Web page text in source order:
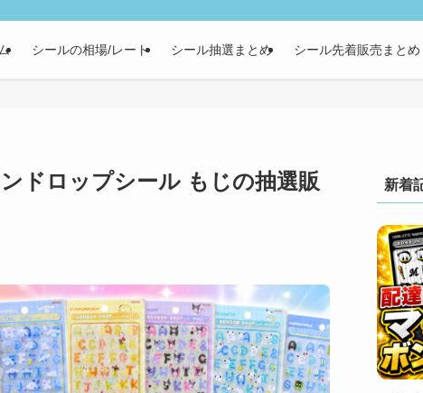
シールの相場/レート シール抽選まとめ シール先着販売まとめ
ドロップシール もじの抽選販
新着